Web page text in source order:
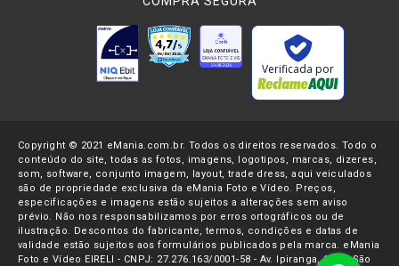
Verificada por
Copyright © 2021 eMania.com.br. Todos os direitos reservados. Todo o
conteúdo do site, todas as fotos, imagens, logotipos, marcas, dizeres,
som, software, conjunto imagem, layout, trade dress, aqui veiculados
são de propriedade exclusiva da eMania Foto e Vídeo. Preços,
especificações e imagens estão sujeitos a alterações sem aviso
prévio. Não nos responsabilizamos por erros ortográficos ou de
ilustração. Descontos do fabricante, termos, condições e datas de
validade estão sujeitos aos formulários publicados pela marca. eMania
Foto e Vídeo EIRELI - CNPJ: 27.276.163/0001-58 - Av. Ipiranga, 1107- São